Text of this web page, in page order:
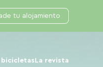
bicicletas La revista
tu alojamiento